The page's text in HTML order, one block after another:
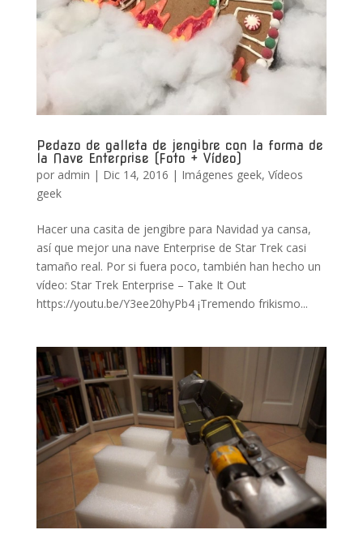
Pedazo de galleta de jengibre con la forma de
la Nave Enterprise (Foto + Vídeo)
por admin | Dic 14, 2016 | Imágenes geek, Vídeos
geek
Hacer una casita de jengibre para Navidad ya cansa,
así que mejor una nave Enterprise de Star Trek casi
tamaño real. Por si fuera poco, también han hecho un
vídeo: Star Trek Enterprise – Take It Out
https://youtu.be/Y3ee20hyPb4 ¡Tremendo frikismo...